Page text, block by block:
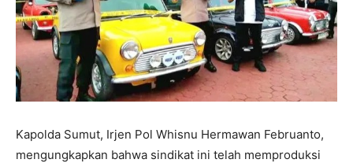
Kapolda Sumut, Irjen Pol Whisnu Hermawan Februanto,
mengungkapkan bahwa sindikat ini telah memproduksi